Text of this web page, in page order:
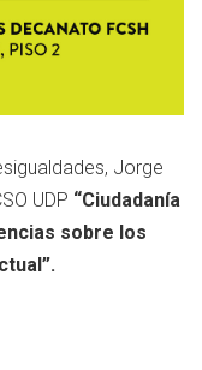
Jorge
UDP “Ciudadanía
sobre los